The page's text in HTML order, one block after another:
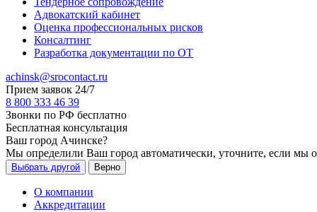
Адвокатский кабинет
Оценка профессиональных рисков
Консалтинг
Разработка документации по ОТ
achinsk@srocontact.ru
Прием заявок 24/7
8 800 333 46 39
Звонки по РФ бесплатно
Бесплатная консультация
Ваш город Ачинске?
Мы определили Ваш город автоматически, уточните, если мы
Выбрать другой Верно
О компании
Аккредитации